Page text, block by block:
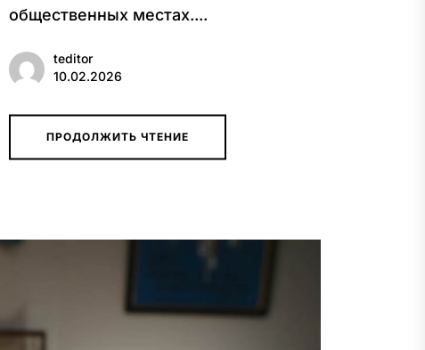
общественных местах....
teditor
10.02.2026
ПРОДОЛЖИТЬ ЧТЕНИЕ